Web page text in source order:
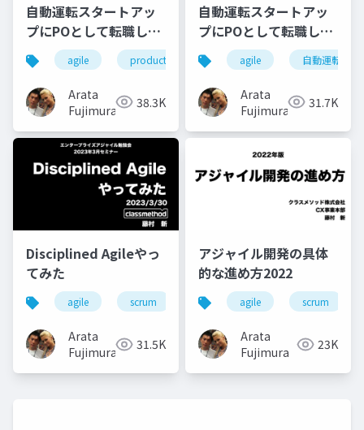
自動運転スタートアッ
プにPOとして転職して
やったこと、わかった
こと、次にやること
agile product owner 自動運転
Arata
Fujimura
38.3K
自動運転スタートアッ
プにPOとして転職して
やったこと、学んだこ
と
agile 自動運転
Arata
Fujimura
31.7K
Disciplined Agileやっ
てみた
agile scrum disciplined-agile
Arata
Fujimura
31.5K
アジャイル開発の具体
的な進め方2022
agile scrum
Arata
Fujimura
23K